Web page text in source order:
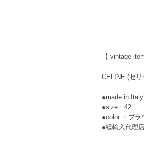
【 vintage
CELINE (セリ
●made in Italy
●size：42
●color ：ブラ
●総輸入代理